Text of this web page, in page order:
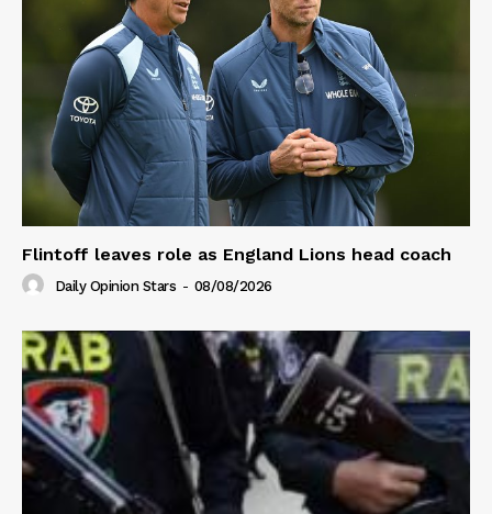
Flintoff leaves role as England Lions head coach
Daily Opinion Stars - 08/08/2026